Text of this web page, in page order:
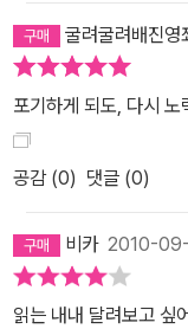
무대를 향해 자신을 시
모두가 바뀌는 기간보
3권짜리 장편 소설 <한
꼼꼼한 취재와 실제 인
상부 생활을 했던 사람
작품으로 완성되었다. 누구나 ‘자신만의 레이스’에서 자기 자신과 싸
우고 있다. 순수한 감동이 담긴 이야기의 힘을 믿는 작가는 3권이라
는 적지 않은 분량에 오
마를 만들어냈다. 이어
굴려굴려배진영
포기하게 되도, 다시
공감 (0) 댓글 (0)
비카2010-
읽는 내내 달려보고 싶